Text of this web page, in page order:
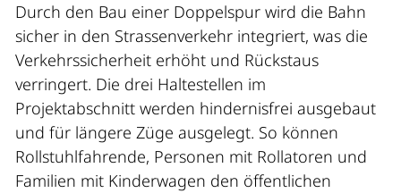
Durch den Bau einer Doppelspur wird die Bahn
sicher in den Strassenverkehr integriert, was die
Verkehrssicherheit erhöht und Rückstaus
verringert. Die drei Haltestellen im
Projektabschnitt werden hindernisfrei ausgebaut
und für längere Züge ausgelegt. So können
Rollstuhlfahrende, Personen mit Rollatoren und
Familien mit Kinderwagen den öffentlichen